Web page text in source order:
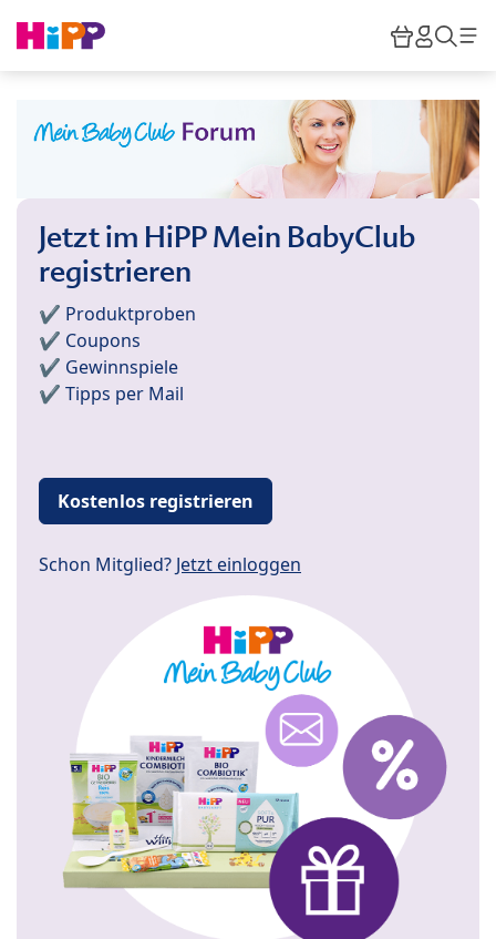
HiPP
Jetzt im HiPP Mein BabyClub
registrieren
✔️ Produktproben
✔️ Coupons
✔️ Gewinnspiele
✔️ Tipps per Mail
Kostenlos registrieren
Schon Mitglied? Jetzt einloggen